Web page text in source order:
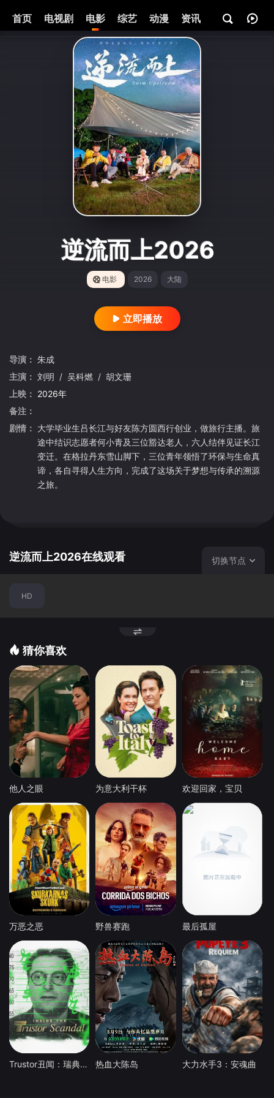
首页 电视剧 电影 综艺 动漫 资讯
逆流而上2026
电影 2026 大陆
立即播放
导演： 朱成
主演： 刘明 / 吴科燃 / 胡文珊
上映： 2026年
备注：
剧情： 大学毕业生吕长江与好友陈方圆西行创业，做旅行主播。旅
途中结识志愿者何小青及三位豁达老人，六人结伴见证长江
变迁。在格拉丹东雪山脚下，三位青年领悟了环保与生命真
谛，各自寻得人生方向，完成了这场关于梦想与传承的溯源
之旅。
逆流而上2026在线观看 切换节点
HD
猜你喜欢
他人之眼 为意大利干杯 欢迎回家，宝贝
万恶之恶 野兽赛跑 最后孤屋
Trustor丑闻：瑞典金融案内幕 热血大陈岛 大力水手3：安魂曲